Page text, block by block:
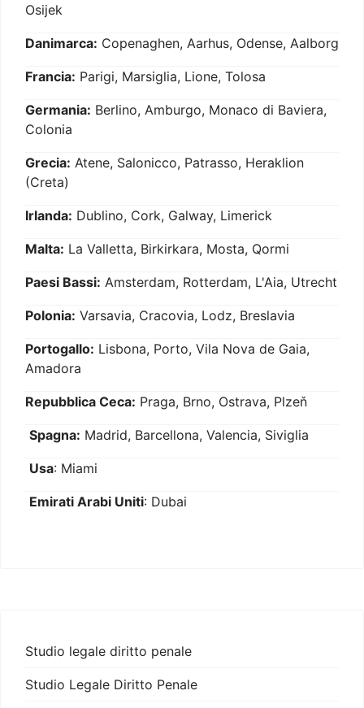
Osijek
Danimarca: Copenaghen, Aarhus, Odense, Aalborg
Francia: Parigi, Marsiglia, Lione, Tolosa
Germania: Berlino, Amburgo, Monaco di Baviera,
Colonia
Grecia: Atene, Salonicco, Patrasso, Heraklion
(Creta)
Irlanda: Dublino, Cork, Galway, Limerick
Malta: La Valletta, Birkirkara, Mosta, Qormi
Paesi Bassi: Amsterdam, Rotterdam, L'Aia, Utrecht
Polonia: Varsavia, Cracovia, Lodz, Breslavia
Portogallo: Lisbona, Porto, Vila Nova de Gaia,
Amadora
Repubblica Ceca: Praga, Brno, Ostrava, Plzeň
Spagna: Madrid, Barcellona, Valencia, Siviglia
Usa: Miami
Emirati Arabi Uniti: Dubai
Studio legale diritto penale
Studio Legale Diritto Penale